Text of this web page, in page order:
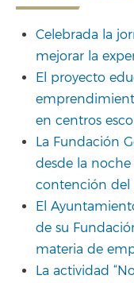
Celebrada la
mejorar la
El proyecto
en centros
La Fundación
desde la
contención del
El
de su
materia de
La actividad